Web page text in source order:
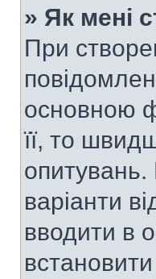
» Як мені
При
основною
її, то
опитувань.
варіанти
вводити в
встановити